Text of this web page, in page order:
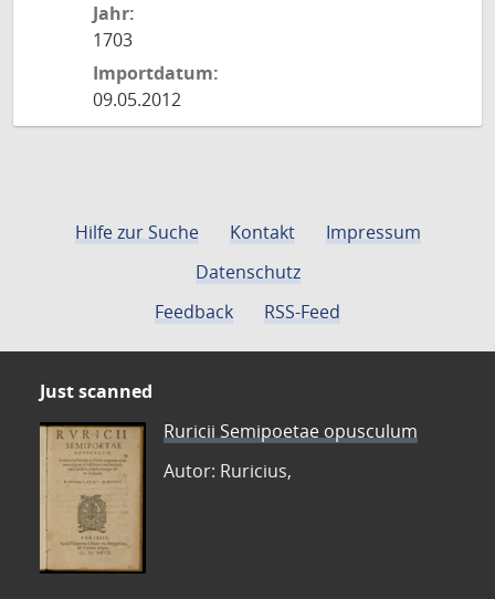
Jahr:
1703
Importdatum:
09.05.2012
Hilfe zur Suche Kontakt
Impressum
Datenschutz
Feedback
RSS-Feed
Just scanned
Ruricii Semipoetae opusculum
Autor: Ruricius,